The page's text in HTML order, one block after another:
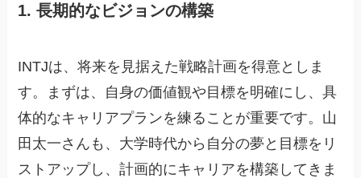
1. 長期的なビジョンの構築
INTJは、将来を見据えた戦略計画を得意としま
す。まずは、自身の価値観や目標を明確にし、具
体的なキャリアプランを練ることが重要です。山
田太一さんも、大学時代から自分の夢と目標をリ
ストアップし、計画的にキャリアを構築してきま